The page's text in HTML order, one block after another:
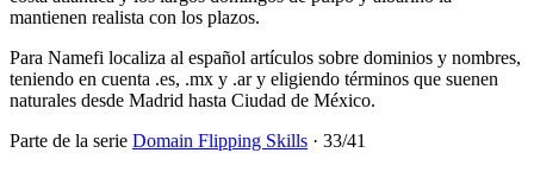
mantienen realista con los plazos.
Para Namefi localiza al español artículos sobre dominios y nombres,
teniendo en cuenta .es, .mx y .ar y eligiendo términos que suenen
naturales desde Madrid hasta Ciudad de México.
Parte de la serie Domain Flipping Skills · 33/41